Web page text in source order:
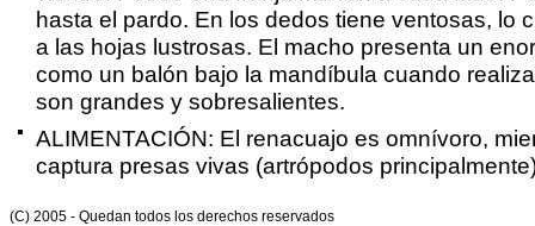
hasta el pardo. En los dedos tiene ventosas, lo
a las hojas lustrosas. El macho presenta un
como un balón bajo la mandíbula cuando
son grandes y sobresalientes.
ALIMENTACIÓN: El renacuajo es omnívoro,
captura presas vivas (artrópodos
(C) 2005 - Quedan todos los derechos reservados